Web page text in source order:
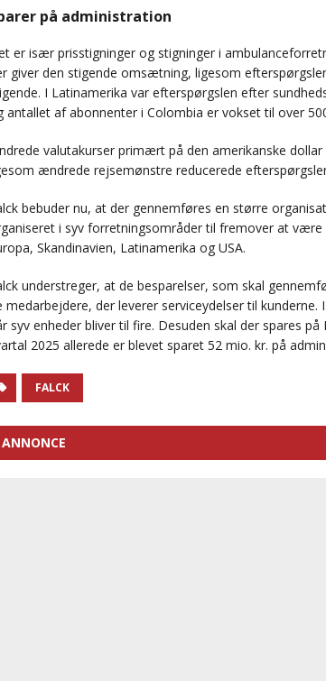
på administration
er især prisstigninger og stigninger i
giver den stigende omsætning, ligesom
I Latinamerika var efterspørgslen efter
antallet af abonnenter i Colombia er vokset til over
valutakurser primært på den amerikanske
ændrede rejsemønstre reducerede
bebuder nu, at der gennemføres en større
i syv forretningsområder til fremover at
Skandinavien, Latinamerika og USA.
understreger, at de besparelser, som skal
medarbejdere, der leverer serviceydelser til
syv enheder bliver til fire. Desuden skal der spares
2025 allerede er blevet sparet 52 mio. kr. på
FALCK
ANNONCE